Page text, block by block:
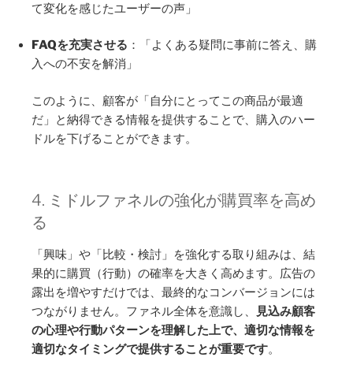
て変化を感じたユーザーの声」
FAQを充実させる ：「よくある疑問に事前に答え、購
入への不安を解消」
このように、顧客が「自分にとってこの商品が最適
だ」と納得できる情報を提供することで、購入のハー
ドルを下げることができます。
4. ミドルファネルの強化が購買率を高め
る
「興味」や「比較・検討」を強化する取り組みは、結
果的に購買（行動）の確率を大きく高めます。広告の
露出を増やすだけでは、最終的なコンバージョンには
つながりません。ファネル全体を意識し、
見込み顧客
の心理や行動パターンを理解した上で、適切な情報を
適切なタイミングで提供することが重要です。